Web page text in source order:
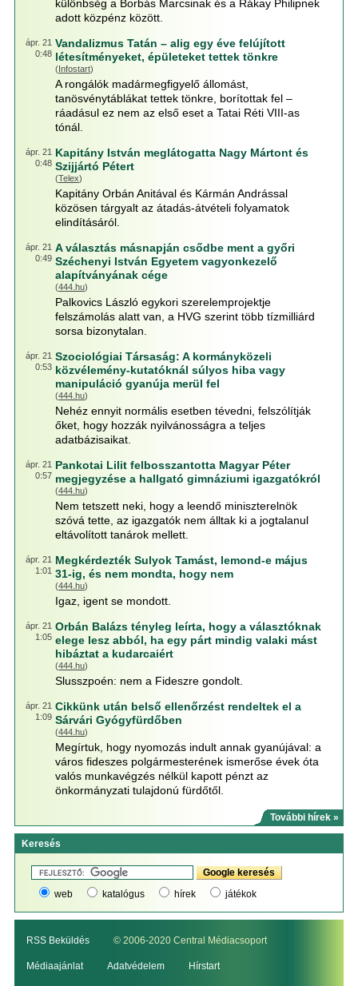
különbség a Borbás Marcsinak és a Rákay Philipnek
adott közpénz között.
ápr. 21
0:48
Vandalizmus Tatán – alig egy éve felújított
létesítményeket, épületeket tettek tönkre
(Infostart)
A rongálók madármegfigyelő állomást,
tanösvénytáblákat tettek tönkre, borítottak fel –
ráadásul ez nem az első eset a Tatai Réti VIII-as
tónál.
ápr. 21
0:48
Kapitány István meglátogatta Nagy Mártont és
Szijjártó Pétert
(Telex)
Kapitány Orbán Anitával és Kármán Andrással
közösen tárgyalt az átadás-átvételi folyamatok
elindításáról.
ápr. 21
0:49
A választás másnapján csődbe ment a győri
Széchenyi István Egyetem vagyonkezelő
alapítványának cége
(444.hu)
Palkovics László egykori szerelemprojektje
felszámolás alatt van, a HVG szerint több tízmilliárd
sorsa bizonytalan.
ápr. 21
0:53
Szociológiai Társaság: A kormányközeli
közvélemény-kutatóknál súlyos hiba vagy
manipuláció gyanúja merül fel
(444.hu)
Nehéz ennyit normális esetben tévedni, felszólítják
őket, hogy hozzák nyilvánosságra a teljes
adatbázisaikat.
ápr. 21
0:57
Pankotai Lilit felbosszantotta Magyar Péter
megjegyzése a hallgató gimnáziumi igazgatókról
(444.hu)
Nem tetszett neki, hogy a leendő miniszterelnök
szóvá tette, az igazgatók nem álltak ki a jogtalanul
eltávolított tanárok mellett.
ápr. 21
1:01
Megkérdezték Sulyok Tamást, lemond-e május
31-ig, és nem mondta, hogy nem
(444.hu)
Igaz, igent se mondott.
ápr. 21
1:05
Orbán Balázs tényleg leírta, hogy a választóknak
elege lesz abból, ha egy párt mindig valaki mást
hibáztat a kudarcaiért
(444.hu)
Slusszpoén: nem a Fideszre gondolt.
ápr. 21
1:09
Cikkünk után belső ellenőrzést rendeltek el a
Sárvári Gyógyfürdőben
(444.hu)
Megírtuk, hogy nyomozás indult annak gyanújával: a
város fideszes polgármesterének ismerőse évek óta
valós munkavégzés nélkül kapott pénzt az
önkormányzati tulajdonú fürdőtől.
További hírek »
Keresés
web katalógus hírek játékok
RSS Beküldés © 2006-2020 Central Médiacsoport
Médiaajánlat Adatvédelem Hírstart